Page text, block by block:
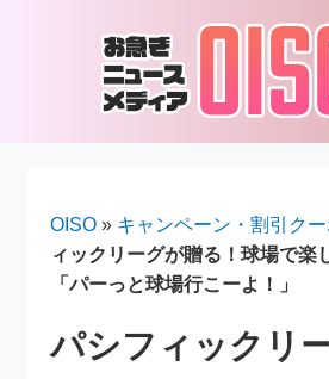
OISO » キャンペーン・割引ク
ィックリーグが贈る！球場で楽
「パーっと球場行こーよ！」
パシフィックリ